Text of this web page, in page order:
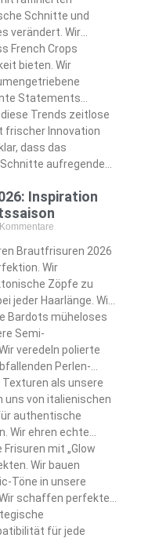
Schnitte und
verändert. Wir
moderne Vokuhila
zu
entwickelt. Wir
bis zu strukturierten
die
definieren.
French Crops
bieten. Wir
Statements
mutige Optionen
Broccoli Cut und den
die modebewusste
Trends zeitlose
frischer Innovation
dass das
aufregende
diese Entwicklung
der
Inspiration
Brautfrisuren 2026
Wir
Zöpfe zu
jeder Haarlänge. Wir
von Pixie-Cuts bis
an.
Bardots müheloses
Semi-
veredeln polierte
Perlen-
den Juwelier-
Styles.
als unsere
uns von italienischen
authentische
Wir ehren echte
unseren Designs.
mit „Glow
Wir bauen
Töne in unsere
schaffen perfekte
und Make-up-
für jede